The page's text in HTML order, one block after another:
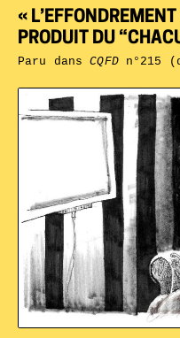
«
PRODUIT DU
Paru dansCQFDn°215